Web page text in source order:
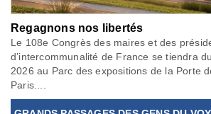
Regagnons nos libertés
Le 108e Congrès des maires et des
d’intercommunalité de France se tiendra
2026 au Parc des expositions de la Porte
Paris....